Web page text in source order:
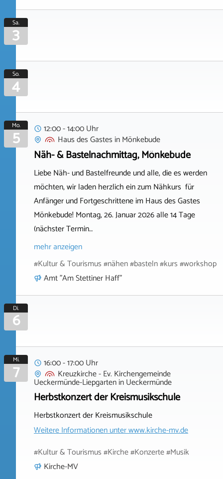
Sa.
3
So.
4
Mo.
5
12:00 - 14:00 Uhr
Haus des Gastes inMönkebude
Näh- & Bastelnachmittag, Mönkebude
Liebe Näh- und Bastelfreunde und alle, die es werden
möchten, wir laden herzlich ein zum Nähkurs für
Anfänger und Fortgeschrittene im Haus des Gastes
Mönkebude! Montag, 26. Januar 2026 alle 14 Tage
(nächster Termin…
mehr anzeigen
#Kultur & Tourismus #nähen #basteln #kurs #workshop
Amt "Am Stettiner Haff"
Di.
6
Mi.
7
16:00 - 17:00 Uhr
Kreuzkirche - Ev. Kirchengemeinde
Ueckermünde-LiepgarteninUeckermünde
Herbstkonzert der Kreismusikschule
Herbstkonzert der Kreismusikschule
Weitere Informationen unterwww.kirche-mv.de
#Kultur & Tourismus #Kirche #Konzerte #Musik
Kirche-MV